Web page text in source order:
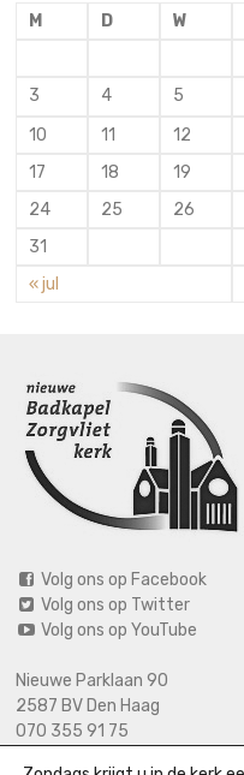
M
D W
3
4 5
10
11 12
17
18 19
24
25 26
31
« jul
Volg ons op Facebook
Volg ons op Twitter
Volg ons op YouTube
Nieuwe Parklaan 90
2587 BV Den Haag
070 355 91 75
06 2125 2720 (bij